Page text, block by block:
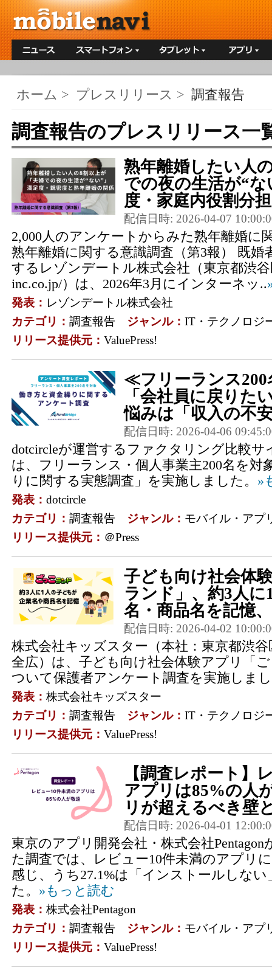
ホーム > プレスリリース > 調査報告
調査報告のプレスリリース一
熟年離婚したい人
での夜の生活が“
度・家庭内役割分
配信日時: 2026-04-07
2,000人のアンケートからみた熟年離婚に
熟年離婚に関する意識調査（第3報） 既
するレゾンデートル株式会社（東京都渋谷
inc.co.jp/）は、2026年3月にインターネッ..
発表： レゾンデートル株式会社
カテゴリ： 調査報告 ジャンル： IT・テクノロジ
リリース提供元： ValuePress!
≪フリーランス
「会社員に戻り
悩みは「収入の不
配信日時: 2026-04-06
dotcircleが運営するファクタリング比較サ
は、フリーランス・個人事業主200名を対
りに関する実態調査」を実施しました。 »
発表： dotcircle
カテゴリ： 調査報告 ジャンル： モバイル・アプ
リリース提供元： ＠Press
子ども向け社会体
ランド」、約3人
名・商品名を記憶
配信日時: 2026-04-02
株式会社キッズスター（本社：東京都渋
全広）は、子ども向け社会体験アプリ「
ついて保護者アンケート調査を実施しま
発表： 株式会社キッズスター
カテゴリ： 調査報告 ジャンル： IT・テクノロジ
リリース提供元： ValuePress!
【調査レポート】
アプリは85%の人
リが超えるべき壁
配信日時: 2026-04-01
東京のアプリ開発会社・株式会社
た調査では、レビュー10件未満のアプリ
感じ、うち27.1%は「インストールしな
た。 »もっと読む
発表： 株式会社Pentagon
カテゴリ： 調査報告 ジャンル： モバイル・アプ
リリース提供元： ValuePress!